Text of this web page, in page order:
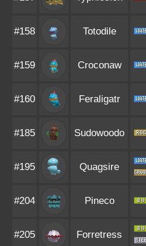
#158 Totodile
#159 Croconaw
#160 Feraligatr
#185 Sudowoodo
#195 Quagsire
#204 Pineco
#205 Forretress